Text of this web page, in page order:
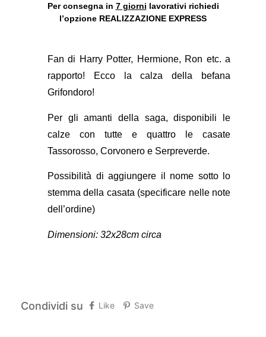
Per consegna in 7 giorni lavorativi richiedi
l’opzione REALIZZAZIONE EXPRESS
Fan di Harry Potter, Hermione, Ron etc. a
rapporto! Ecco la calza della befana
Grifondoro!
Per gli amanti della saga, disponibili le
calze con tutte e quattro le casate
Tassorosso, Corvonero e Serpreverde.
Possibilità di aggiungere il nome sotto lo
stemma della casata (specificare nelle note
dell’ordine)
Dimensioni: 32x28cm circa
Condividi su Like Save